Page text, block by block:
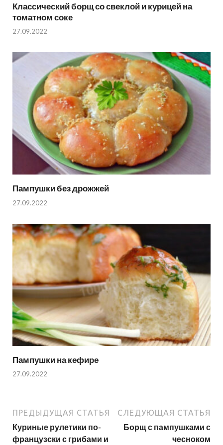
Классический борщ со свеклой и курицей на
томатном соке
27.09.2022
Пампушки без дрожжей
27.09.2022
Пампушки на кефире
27.09.2022
ПРЕДЫДУЩАЯ СТАТЬЯ
Куриные рулетики по-
французски с грибами и
СЛЕДУЮЩАЯ СТАТЬЯ
Борщ с пампушками с
чесноком